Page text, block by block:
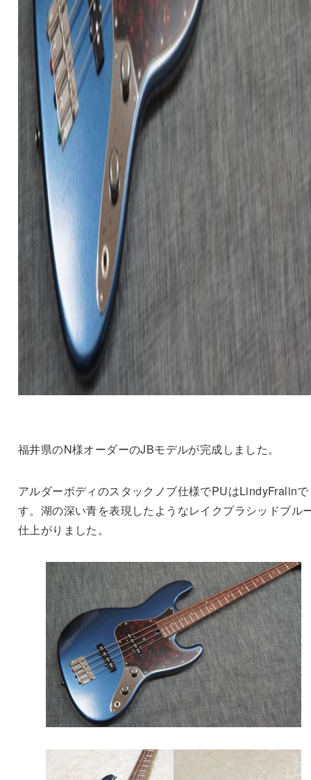
福井県のN様オーダーのJBモデルが完成しました。
アルダーボディのスタックノブ仕様でPUはLindyFralinで
す。湖の深い青を表現したようなレイクプラシッドブル
仕上がりました。